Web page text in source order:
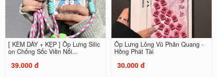
[ KÈM DÂY + KẸP ] Ốp Lưng Silic
on Chống Sốc Viền Nổi...
39.000 đ
Ốp Lưng Lông Vũ Phản Quang -
Hồng Phát Tài
30.000 đ